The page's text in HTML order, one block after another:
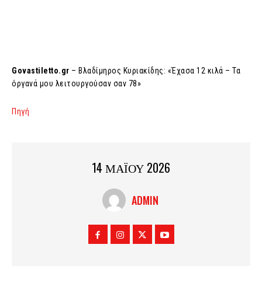
Govastiletto.gr – Βλαδίμηρος Κυριακίδης: «Έχασα 12 κιλά – Τα
όργανά μου λειτουργούσαν σαν 78»
Πηγή
14 ΜΑΪΟΥ 2026
ADMIN